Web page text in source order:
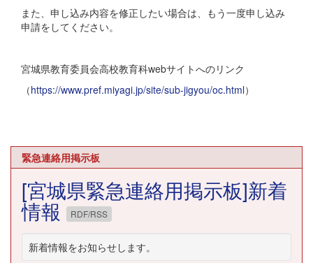
また、申し込み内容を修正したい場合は、もう一度申し込み
申請をしてください。
宮城県教育委員会高校教育科webサイトへのリンク
（https://www.pref.miyagi.jp/site/sub-jigyou/oc.html）
緊急連絡用掲示板
[宮城県緊急連絡用掲示板]新着
情報 RDF/RSS
新着情報をお知らせします。